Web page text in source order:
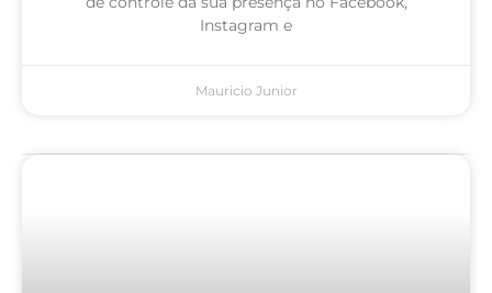
Instagram e
Mauricio Junior